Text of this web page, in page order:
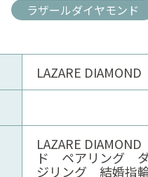
ラザールダイヤモンド
LAZARE DIAMOND
LAZARE
ド ペアリング
ジリング 結婚指